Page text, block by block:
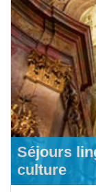
Séjours
culture